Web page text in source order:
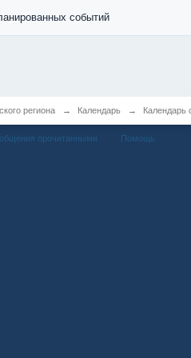
событий
региона → Календарь → Календарь
прочитанными Помощь